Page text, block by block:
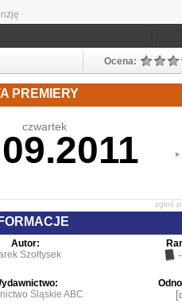
Ocena:
PREMIERY
czwartek
zgłoś
Autor:
Szołtysek
-
Śląskie ABC